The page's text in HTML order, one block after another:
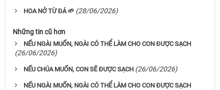
HOA NỞ TỪ ĐÁ 🌱 (28/06/2026)
Những tin cũ hơn
NẾU NGÀI MUỐN, NGÀI CÓ THỂ LÀM CHO CON ĐƯỢC SẠCH
(26/06/2026)
NẾU CHÚA MUỐN, CON SẼ ĐƯỢC SẠCH (26/06/2026)
NẾU NGÀI MUỐN, NGÀI CÓ THỂ LÀM CHO CON ĐƯỢC SẠCH